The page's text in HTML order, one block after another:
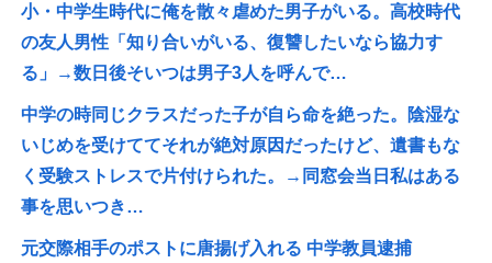
小・中学生時代に俺を散々虐めた男子がいる。高校時代
の友人男性「知り合いがいる、復讐したいなら協力す
る」→数日後そいつは男子3人を呼んで…
中学の時同じクラスだった子が自ら命を絶った。陰湿な
いじめを受けててそれが絶対原因だったけど、遺書もな
く受験ストレスで片付けられた。→同窓会当日私はある
事を思いつき…
元交際相手のポストに唐揚げ入れる 中学教員逮捕